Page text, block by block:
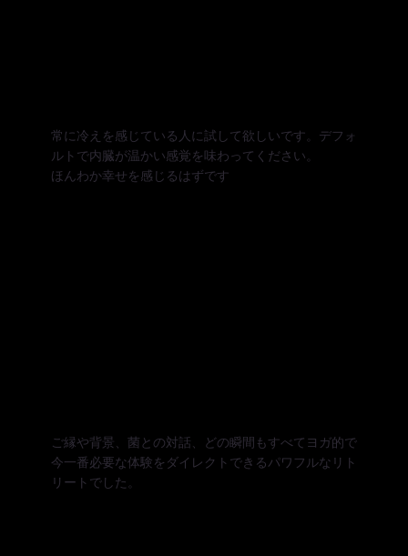
常に冷えを感じている人に試して欲しいです。デフォ
ルトで内臓が温かい感覚を味わってください。
ほんわか幸せを感じるはずです
ご縁や背景、菌との対話、どの瞬間もすべてヨガ的で
今一番必要な体験をダイレクトできるパワフルなリト
リートでした。